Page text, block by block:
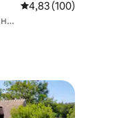
Средна оценка: 4,83
4,83 (100)
гостите